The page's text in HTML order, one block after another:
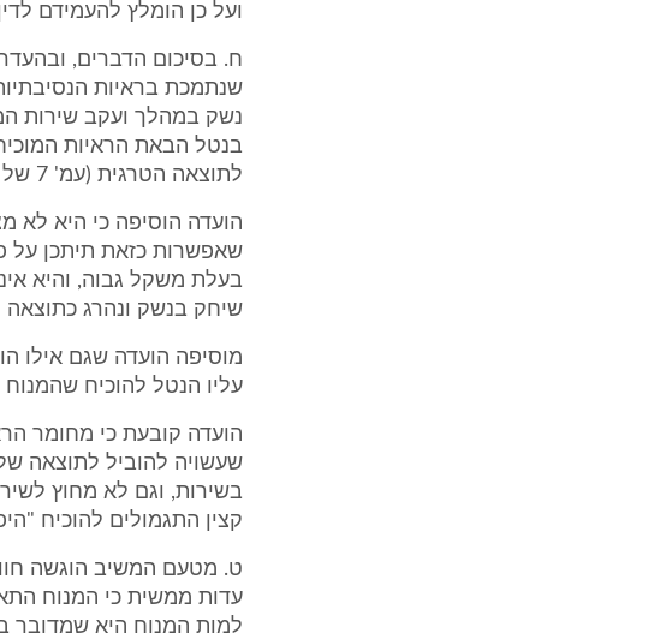
ועל כן הומלץ להעמידם
ח. בסיכום הדברים,
שנתמכת בראיות
נשק במהלך ועקב שירות
בנטל הבאת הראיות
לתוצאה הטרגית (עמ' 7 של פסק הדין).
הועדה הוסיפה כי היא לא
שאפשרות כזאת תיתכן על
בעלת משקל גבוה, והיא
שיחק בנשק ונהרג כתוצאה
מוסיפה הועדה שגם אילו
עליו הנטל להוכיח
הועדה קובעת כי מחומר
שעשויה להוביל לתוצאה של
בשירות, וגם לא מחוץ
קצין התגמולים להוכיח "היפוכו של
עדות ממשית כי המנוח
למות המנוח היא שמדובר